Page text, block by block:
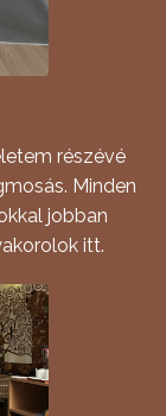
részévé
Minden
jobban
itt.